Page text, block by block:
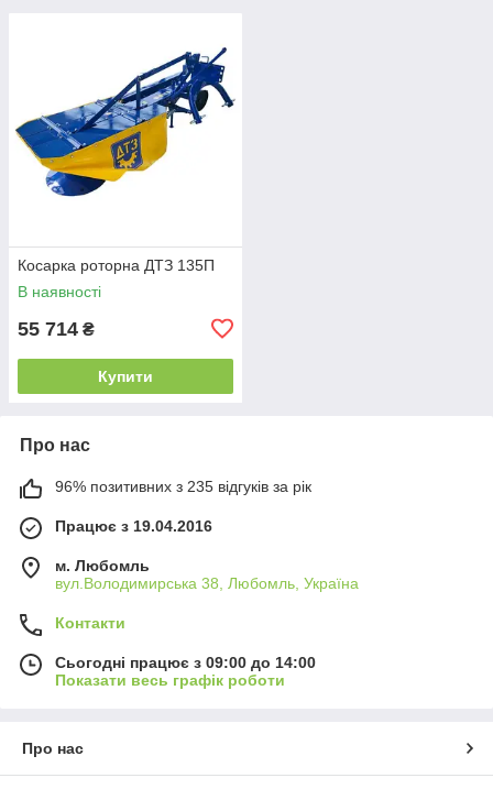
Косарка роторна ДТЗ 135П
В наявності
55 714 ₴
Купити
Про нас
96% позитивних з 235 відгуків за рік
Працює з 19.04.2016
м. Любомль
вул.Володимирська 38, Любомль, Україна
Контакти
Сьогодні працює з 09:00 до 14:00
Показати весь графік роботи
Про нас